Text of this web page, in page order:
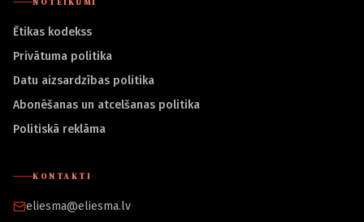
Ētikas kodekss
Privātuma politika
Datu aizsardzības politika
Abonēšanas un atcelšanas politika
Politiskā reklāma
KONTAKTI
eliesma@eliesma.lv